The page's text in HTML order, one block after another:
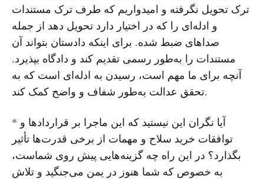
ترک تحویل نگرفته و امیدواریم که طرف ترک مستندات
و ادله‌ای را که در اختیار دارد تحویل دهد از جمله
صداهای ضبط شده. برای اینکه دادستان بتواند آن
مستندات را به‌طور رسمی تقدیم کند و دادگاه بپذیرد.
آنچه برای ما مهم است، رسیدن به ادله‌ای است که به
تحقق عدالت به‌طور شفاف و واضح کمک کند.
* آیا نگران این نیستید که این ماجرا بر قراردادها و
توافقات خرید سلاح و مهمات از برخی قدرت‌ها تأثیر
بگذارد؟ در این راه چه گزینه‌هایی پیش روی شماست،
به خصوص که شما هنوز در یمن می‌جنگید و تلاش